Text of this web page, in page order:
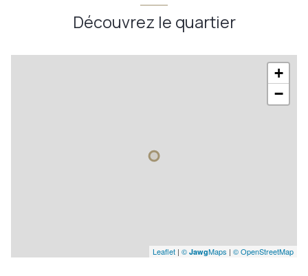
Découvrez le quartier
+
−
Leaflet | © JawgMaps | © OpenStreetMap